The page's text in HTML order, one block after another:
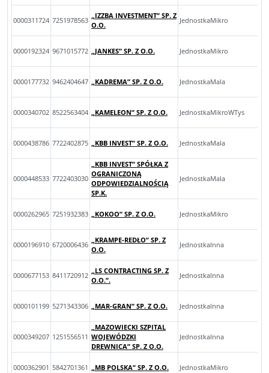
0000311724 7251978563
„IZZBA INVESTMENT” SP. Z
O.O.
JednostkaMikro
0000192324 9671015772 „JANKES” SP. Z O.O. JednostkaMikro
0000177732 9462404647 „KADREMA” SP. Z O.O. JednostkaMala
0000340702 8522563404 „KAMELEON” SP. Z O.O. JednostkaMikroWTys
0000438786 7722402875 „KBB INVEST” SP. Z O.O. JednostkaMala
0000448533 7722403030
„KBB INVEST” SPÓŁKA Z
OGRANICZONĄ
ODPOWIEDZIALNOŚCIĄ
SP.K.
JednostkaMala
0000262965 7251932383 „KOKOO” SP. Z O.O. JednostkaMikro
0000196910 6720006436
„KRAMPE-REDŁO” SP. Z
O.O.
JednostkaInna
0000677153 8411720912
„LS CONTRACTING SP. Z
O.O.”.
JednostkaInna
0000101199 5271343306 „MAR-GRAN” SP. Z O.O. JednostkaInna
0000349207 1251556511
„MAZOWIECKI SZPITAL
WOJEWÓDZKI
DREWNICA” SP. Z O.O.
JednostkaInna
0000362901 5842701361 „MB POLSKA” SP. Z O.O. JednostkaMikro